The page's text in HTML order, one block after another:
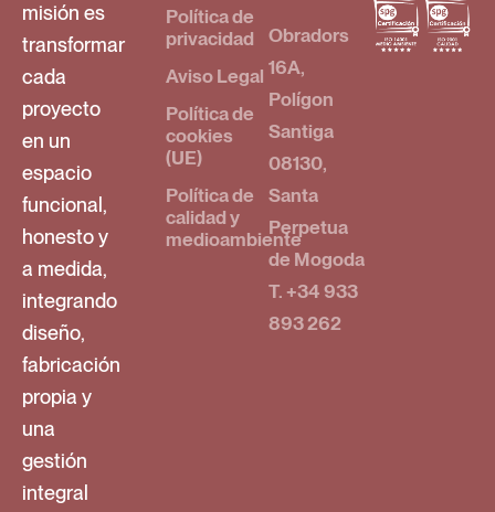
misión es
transformar
cada
proyecto
en un
espacio
funcional,
honesto y
a medida,
integrando
diseño,
fabricación
propia y
una
gestión
integral
Política de
privacidad
Aviso Legal
Política de
cookies
(UE)
Política de
calidad y
medioambiente
Obradors
16A,
Polígon
Santiga
08130,
Santa
Perpetua
de Mogoda
T. +34 933
893 262